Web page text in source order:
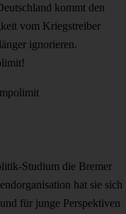
kommt den
vom Kriegstreiber
ignorieren.
Studium die Bremer
hat sie sich
für junge Perspektiven